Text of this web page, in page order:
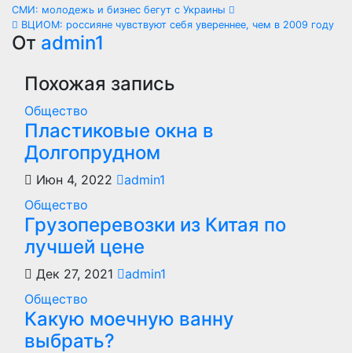
Навигация
по
записям
СМИ: молодежь и бизнес бегут с Украины
ВЦИОМ: россияне чувствуют себя увереннее, чем в 2009 году
От admin1
Похожая запись
Общество
Пластиковые окна в
Долгопрудном
Июн 4, 2022
admin1
Общество
Грузоперевозки из Китая по
лучшей цене
Дек 27, 2021
admin1
Общество
Какую моечную ванну
выбрать?